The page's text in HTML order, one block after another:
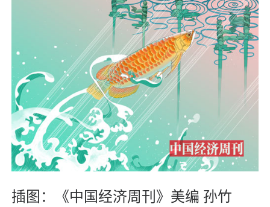
插图：《中国经济周刊》美编 孙竹